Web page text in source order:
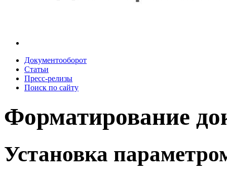
Документооборот
Статьи
Пресс-релизы
Поиск по сайту
Форматирование
Установка